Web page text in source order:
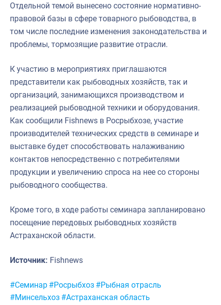
Отдельной темой вынесено состояние нормативно-
правовой базы в сфере товарного рыбоводства, в
том числе последние изменения законодательства и
проблемы, тормозящие развитие отрасли.
К участию в мероприятиях приглашаются
представители как рыбоводных хозяйств, так и
организаций, занимающихся производством и
реализацией рыбоводной техники и оборудования.
Как сообщили Fishnews в Росрыбхозе, участие
производителей технических средств в семинаре и
выставке будет способствовать налаживанию
контактов непосредственно с потребителями
продукции и увеличению спроса на нее со стороны
рыбоводного сообщества.
Кроме того, в ходе работы семинара запланировано
посещение передовых рыбоводных хозяйств
Астраханской области.
Источник: Fishnews
Метки:
#Семинар #Росрыбхоз #Рыбная отрасль
#Минсельхоз #Астраханская область